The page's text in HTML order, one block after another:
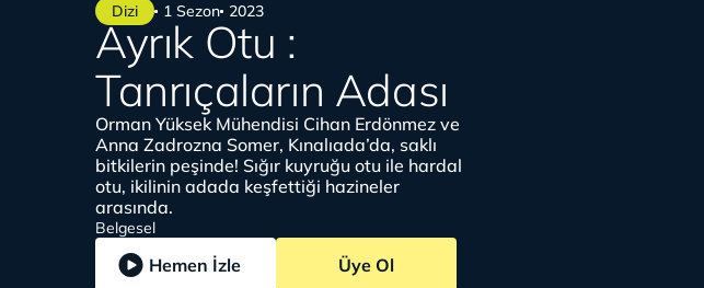
Dizi 1 Sezon 2023
Ayrık Otu :
Tanrıçaların Adası
Orman Yüksek Mühendisi Cihan Erdönmez ve
Anna Zadrozna Somer, Kınalıada’da, saklı
bitkilerin peşinde! Sığır kuyruğu otu ile hardal
otu, ikilinin adada keşfettiği hazineler
arasında.
Belgesel
Hemen İzle Üye Ol